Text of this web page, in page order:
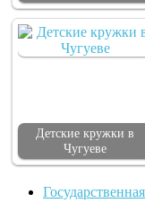
Детские кружки в
Чугуеве